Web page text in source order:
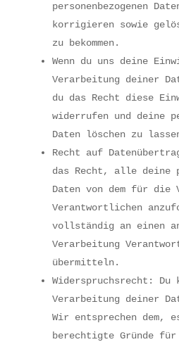
personenbezogenen
korrigieren sowie
zu bekommen.
Wenn du uns deine
Verarbeitung deiner
du das Recht diese
widerrufen und deine
Daten löschen zu
Recht auf
das Recht, alle deine
Daten von dem für die
Verantwortlichen
vollständig an einen
Verarbeitung
übermitteln.
Widerspruchsrecht: Du
Verarbeitung deiner
Wir entsprechen dem,
berechtigte Gründe